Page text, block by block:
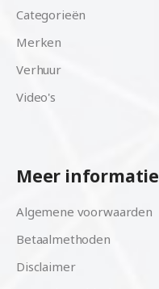
Categorieën
Merken
Verhuur
Video's
Meer informatie
Algemene voorwaarden
Betaalmethoden
Disclaimer